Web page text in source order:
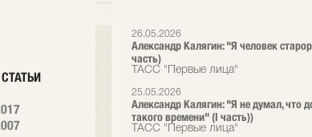
26.05.2026
Александр Калягин: "Я человек
часть)
ТАСС "Первые лица"
25.05.2026
Александр Калягин: "Я не думал, что
такого времени" (I часть))
ТАСС "Первые лица"
СТАТЬИ